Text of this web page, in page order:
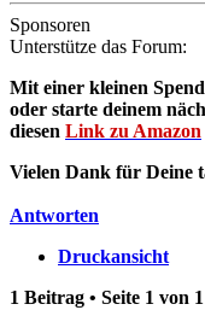
Sponsoren
Unterstütze das Forum:
Mit einer kleinen
oder starte deinem
diesen Link zu Amazon
Vielen Dank für Deine
Antworten
Druckansicht
1 Beitrag • Seite 1 von 1